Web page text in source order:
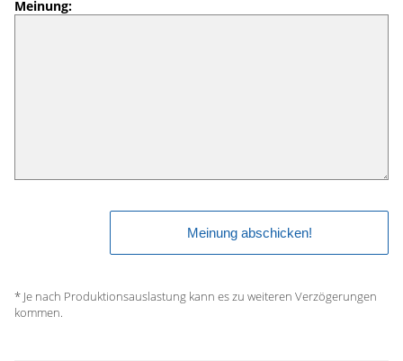
Meinung:
* Je nach Produktionsauslastung kann es zu weiteren Verzögerungen
kommen.